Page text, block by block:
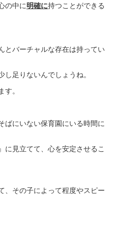
の中に 明確に持つことができる
とバーチャルな存在は持ってい
し足りないんでしょうね。
す。
ばにいない保育園にいる時間に
に見立てて、心を安定させるこ
、その子によって程度やスピー